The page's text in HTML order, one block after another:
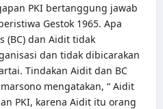
PKI bertanggung jawab
Gestok 1965. Apa
(BC) dan Aidit tidak
dan tidak dibicarakan
Tindakan Aidit dan BC
mengatakan, “ Aidit
PKI, karena Aidit itu orang